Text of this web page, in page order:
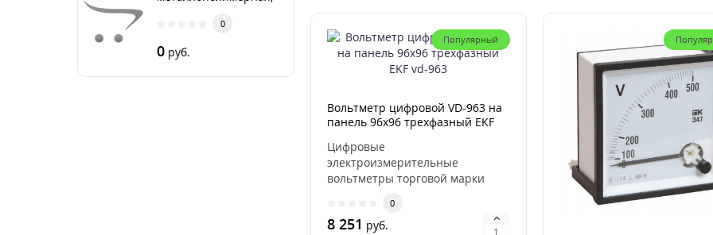
0
0 руб.
Популярный
Вольтметр цифровой VD-963 на
панель 96х96 трехфазный EKF
Цифровые
электроизмерительные
вольтметры торговой марки
измерения напряжения ..
0
8 251 руб.